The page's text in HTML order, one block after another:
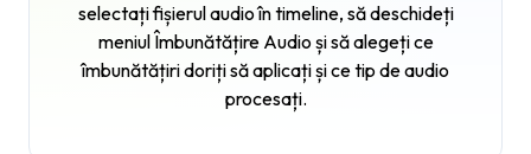
selectați fișierul audio în timeline, să deschideți
meniulÎmbunătățire Audio și să alegeți ce
îmbunătățiri doriți să aplicați și ce tip de audio
procesați.